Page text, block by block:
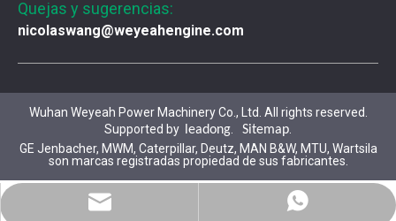
Quejas y sugerencias:
nicolaswang@weyeahengine.com
Wuhan Weyeah Power Machinery Co., Ltd. All rights reserved.
Supported by
leadong Sitemap
GE Jenbacher, MWM, Caterpillar, Deutz, MAN B&W, MTU, Wartsila
son marcas registradas propiedad de sus fabricantes.